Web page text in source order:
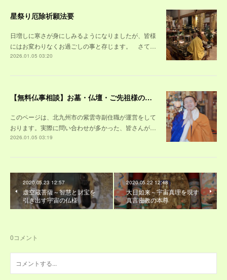
星祭り厄除祈願法要
日増しに寒さが身にしみるようになりましたが、皆様
にはお変わりなくお過ごしの事と存じます。 さて…
2026.01.05 03:20
【無料仏事相談】お墓・仏壇・ご先祖様のあれこれ受け付けます（年忌法事・永代供養・仏壇や本尊等の仏具じまいも承ります）
このページは、北九州市の紫雲寺副住職が運営をして
おります。実際に問い合わせが多かった、皆さんが…
2026.01.05 03:19
2020.05.23 12:57
虚空蔵菩薩～智慧と財宝を
引き出す宇宙の仏様
2020.05.22 12:48
大日如来～宇宙真理を現す
真言密教の本尊
0コメント